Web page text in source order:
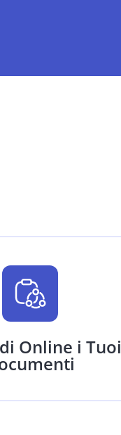
Online i Tuoi